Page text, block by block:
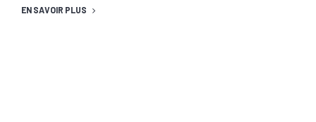
EN SAVOIR PLUS